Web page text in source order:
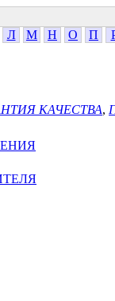
Л М Н О П
КАЧЕСТВА,